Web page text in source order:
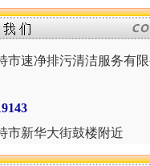
市速净排污清洁服务有
市新华大街鼓楼附近